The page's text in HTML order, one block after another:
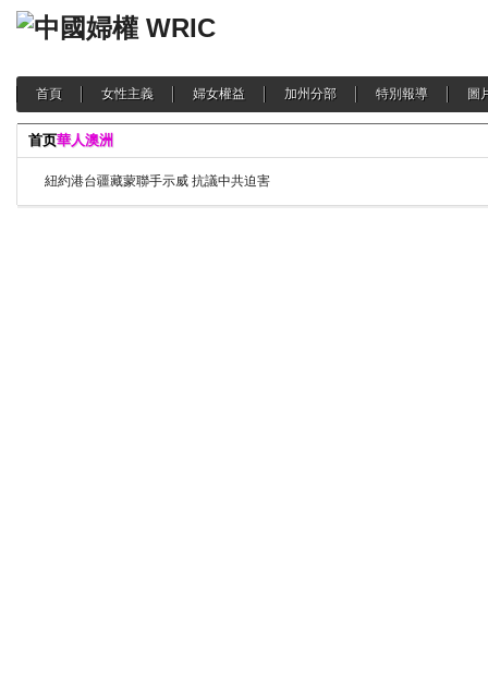
首頁 女性主義 婦女權益 加州分部 特別報導 圖
首页華人澳洲
紐約港台疆藏蒙聯手示威 抗議中共迫害